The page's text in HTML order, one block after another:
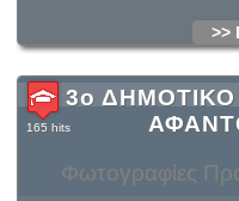
>>
Φωτογραφίες
3ο ΔΗΜΟΤΙΚΟ
165 hits